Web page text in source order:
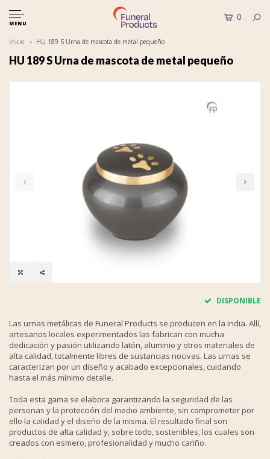
MENU
0
Inicio HU 189 S Urna de mascota de metal pequeño
HU 189 S Urna de mascota de metal pequeño
DISPONIBLE
Las urnas metálicas de Funeral Products se producen en la India. Allí,
artesanos locales experimentados las fabrican con mucha
dedicación y pasión utilizando latón, aluminio y otros materiales de
alta calidad, totalmente libres de sustancias nocivas. Las urnas se
caracterizan por un diseño y acabado excepcionales, cuidando
hasta el más mínimo detalle.
Toda esta gama se elabora garantizando la seguridad de las
personas y la protección del medio ambiente, sin comprometer por
ello la calidad y el diseño de la misma. El resultado final son
productos de alta calidad y, sobre todo, sostenibles, los cuales son
creados con esmero, profesionalidad y mucho cariño.